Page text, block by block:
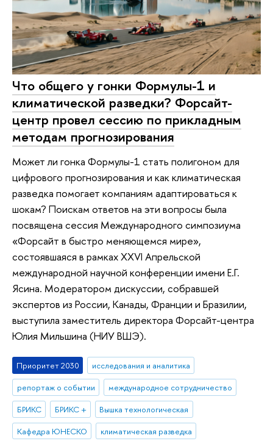
Что общего у гонки Формулы-1 и
климатической разведки? Форсайт-
центр провел сессию по прикладным
методам прогнозирования
Может ли гонка Формулы-1 стать полигоном для
цифрового прогнозирования и как климатическая
разведка помогает компаниям адаптироваться к
шокам? Поискам ответов на эти вопросы была
посвящена сессия Международного симпозиума
«Форсайт в быстро меняющемся мире»,
состоявшаяся в рамках XXVI Апрельской
международной научной конференции имени Е.Г.
Ясина. Модератором дискуссии, собравшей
экспертов из России, Канады, Франции и Бразилии,
выступила заместитель директора Форсайт-центра
Юлия Мильшина (НИУ ВШЭ).
Приоритет 2030
исследования и аналитика
репортаж о событии
международное сотрудничество
БРИКС
БРИКС +
Вышка технологическая
Кафедра ЮНЕСКО
климатическая разведка